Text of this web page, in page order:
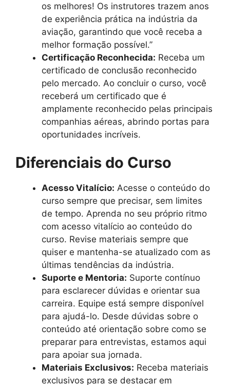
os melhores! Os instrutores trazem anos
de experiência prática na indústria da
aviação, garantindo que você receba a
melhor formação possível.”
Certificação Reconhecida: Receba um
certificado de conclusão reconhecido
pelo mercado. Ao concluir o curso, você
receberá um certificado que é
amplamente reconhecido pelas principais
companhias aéreas, abrindo portas para
oportunidades incríveis.
Diferenciais do Curso
Acesso Vitalício: Acesse o conteúdo do
curso sempre que precisar, sem limites
de tempo. Aprenda no seu próprio ritmo
com acesso vitalício ao conteúdo do
curso. Revise materiais sempre que
quiser e mantenha-se atualizado com as
últimas tendências da indústria.
Suporte e Mentoria: Suporte contínuo
para esclarecer dúvidas e orientar sua
carreira. Equipe está sempre disponível
para ajudá-lo. Desde dúvidas sobre o
conteúdo até orientação sobre como se
preparar para entrevistas, estamos aqui
para apoiar sua jornada.
Materiais Exclusivos: Receba materiais
exclusivos para se destacar em